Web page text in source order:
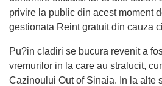
privire la public din acest moment
gestionata Reint gratuit din cauza
Pu?in cladiri se bucura revenit a
vremurilor in la care au stralucit,
Cazinoului Out of Sinaia. In la alte